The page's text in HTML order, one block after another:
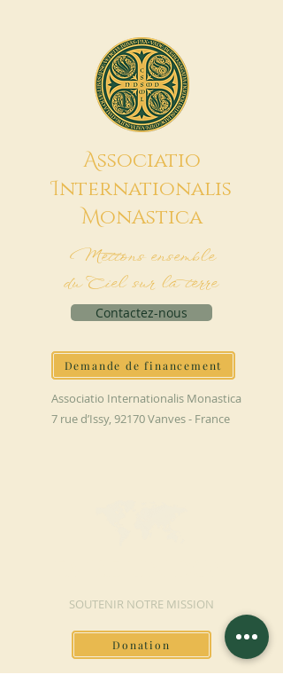
Associatio
Internationalis
MonAstica
Mettons ensemble
du Ciel sur la terre
Contactez-nous
Demande de financement
Associatio Internationalis Monastica
7 rue d’Issy, 92170 Vanves - France
SOUTENIR NOTRE MISSION
Donation